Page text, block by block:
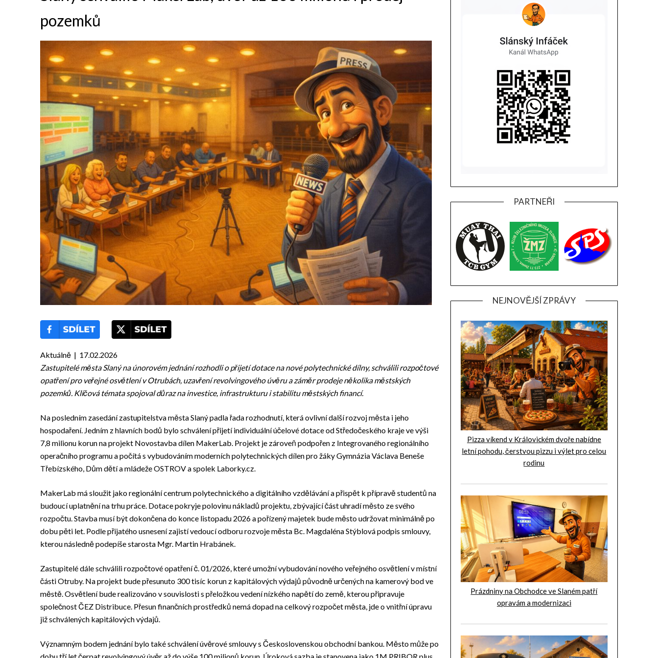
pozemků
Aktuálně | 17.02.2026
Zastupitelé města Slaný na únorovém jednání rozhodli o přijetí dotace na nové polytechnické dílny, schválili rozpočtové
opatření pro veřejné osvětlení v Otrubách, uzavření revolvingového úvěru a záměr prodeje několika městských
pozemků. Klíčová témata spojoval důraz na investice, infrastrukturu i stabilitu městských financí.
Na posledním zasedání zastupitelstva města Slaný padla řada rozhodnutí, která ovlivní další rozvoj města i jeho
hospodaření. Jedním z hlavních bodů bylo schválení přijetí individuální účelové dotace od Středočeského kraje ve výši
7,8 milionu korun na projekt Novostavba dílen MakerLab. Projekt je zároveň podpořen z Integrovaného regionálního
operačního programu a počítá s vybudováním moderních polytechnických dílen pro žáky Gymnázia Václava Beneše
Třebízského, Dům dětí a mládeže OSTROV a spolek Laborky.cz.
MakerLab má sloužit jako regionální centrum polytechnického a digitálního vzdělávání a přispět k přípravě studentů na
budoucí uplatnění na trhu práce. Dotace pokryje polovinu nákladů projektu, zbývající část uhradí město ze svého
rozpočtu. Stavba musí být dokončena do konce listopadu 2026 a pořízený majetek bude město udržovat minimálně po
dobu pěti let. Podle přijatého usnesení zajistí vedoucí odboru rozvoje města Bc. Magdaléna Stýblová podpis smlouvy,
kterou následně podepíše starosta Mgr. Martin Hrabánek.
Zastupitelé dále schválili rozpočtové opatření č. 01/2026, které umožní vybudování nového veřejného osvětlení v místní
části Otruby. Na projekt bude přesunuto 300 tisíc korun z kapitálových výdajů původně určených na kamerový bod ve
městě. Osvětlení bude realizováno v souvislosti s přeložkou vedení nízkého napětí do země, kterou připravuje
společnost ČEZ Distribuce. Přesun finančních prostředků nemá dopad na celkový rozpočet města, jde o vnitřní úpravu
již schválených kapitálových výdajů.
Významným bodem jednání bylo také schválení úvěrové smlouvy s Československou obchodní bankou. Město může po
PARTNEŘI
NEJNOVĚJŠÍ ZPRÁVY
Pizza víkend v Královickém dvoře nabídne
letní pohodu, čerstvou pizzu i výlet pro celou
rodinu
Prázdniny na Obchodce ve Slaném patří
opravám a modernizaci